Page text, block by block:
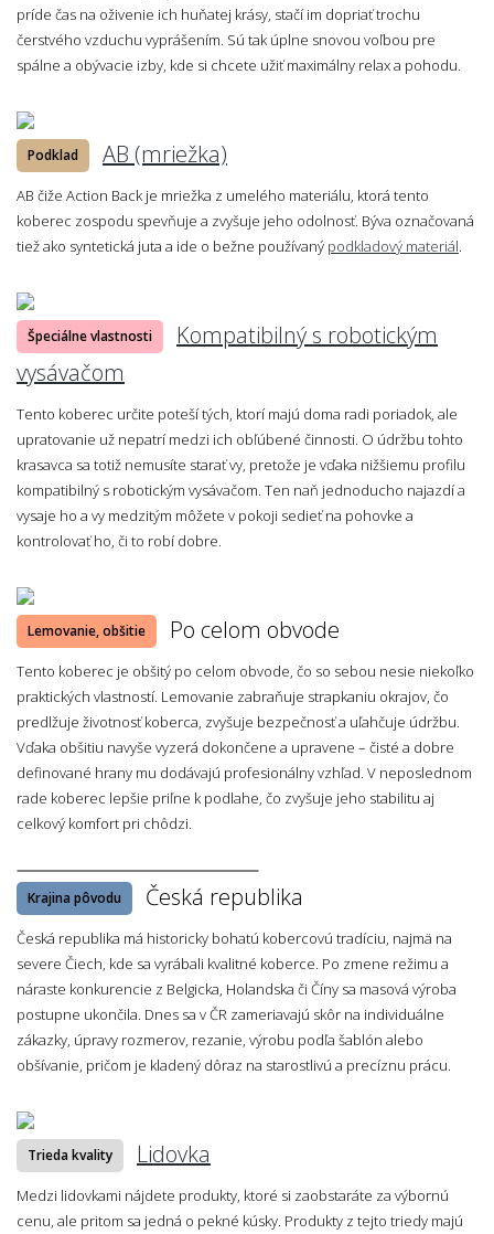
príde čas na oživenie ich huňatej krásy, stačí im dopriať trochu
čerstvého vzduchu vyprášením. Sú tak úplne snovou voľbou pre
spálne a obývacie izby, kde si chcete užiť maximálny relax a pohodu.
Podklad AB (mriežka)
AB čiže Action Back je mriežka z umelého materiálu, ktorá tento
koberec zospodu spevňuje a zvyšuje jeho odolnosť. Býva označovaná
tiež ako syntetická juta a ide o bežne používaný podkladový materiál.
Špeciálne vlastnosti
Kompatibilný s robotickým
vysávačom
Tento koberec určite poteší tých, ktorí majú doma radi poriadok, ale
upratovanie už nepatrí medzi ich obľúbené činnosti. O údržbu tohto
krasavca sa totiž nemusíte starať vy, pretože je vďaka nižšiemu profilu
kompatibilný s robotickým vysávačom. Ten naň jednoducho najazdí a
vysaje ho a vy medzitým môžete v pokoji sedieť na pohovke a
kontrolovať ho, či to robí dobre.
Lemovanie, obšitie Po celom obvode
Tento koberec je obšitý po celom obvode, čo so sebou nesie niekoľko
praktických vlastností. Lemovanie zabraňuje strapkaniu okrajov, čo
predlžuje životnosť koberca, zvyšuje bezpečnosť a uľahčuje údržbu.
Vďaka obšitiu navyše vyzerá dokončene a upravene – čisté a dobre
definované hrany mu dodávajú profesionálny vzhľad. V neposlednom
rade koberec lepšie priľne k podlahe, čo zvyšuje jeho stabilitu aj
celkový komfort pri chôdzi.
Krajina pôvodu Česká republika
Česká republika má historicky bohatú kobercovú tradíciu, najmä na
severe Čiech, kde sa vyrábali kvalitné koberce. Po zmene režimu a
náraste konkurencie z Belgicka, Holandska či Číny sa masová výroba
postupne ukončila. Dnes sa v ČR zameriavajú skôr na individuálne
zákazky, úpravy rozmerov, rezanie, výrobu podľa šablón alebo
obšívanie, pričom je kladený dôraz na starostlivú a precíznu prácu.
Trieda kvality Lidovka
Medzi lidovkami nájdete produkty, ktoré si zaobstaráte za výbornú
cenu, ale pritom sa jedná o pekné kúsky. Produkty z tejto triedy majú